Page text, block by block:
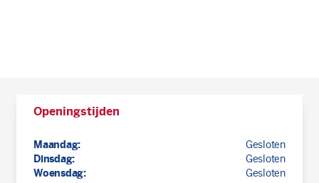
Openingstijden
Maandag:
Gesloten
Dinsdag:
Gesloten
Woensdag:
Gesloten